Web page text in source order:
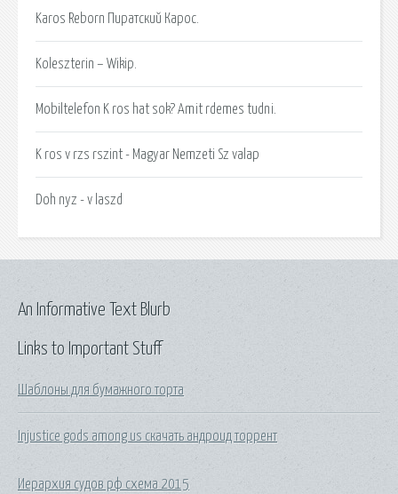
Karos Reborn Пиратский Карос.
Koleszterin – Wikip.
Mobiltelefon K ros hat sok? Amit rdemes tudni.
K ros v rzs rszint - Magyar Nemzeti Sz valap
Doh nyz - v laszd
Links to Important Stuff
Шаблоны для бумажного торта
Injustice gods among us скачать андроид торрент
Иерархия судов рф схема 2015
An Informative Text Blurb